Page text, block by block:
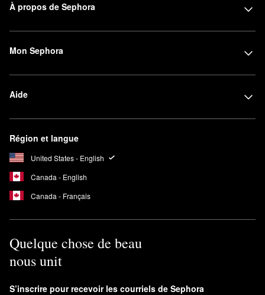
À propos de Sephora
Mon Sephora
Aide
Région et langue
United States - English
Canada - English
Canada - Français
Quelque chose de beau
nous unit
S’inscrire pour recevoir les courriels de Sephora